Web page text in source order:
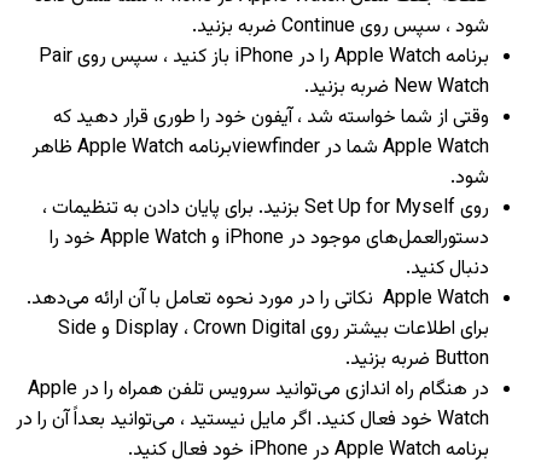
شود ، سپس روی Continue ضربه بزنید.
برنامه Apple Watch را در iPhone باز کنید ، سپس روی Pair
New Watch ضربه بزنید.
وقتی از شما خواسته شد ، آیفون خود را طوری قرار دهید که
Apple Watch شما در viewfinderبرنامه Apple Watch ظاهر
شود.
روی Set Up for Myself بزنید. برای پایان دادن به تنظیمات ،
دستورالعمل‌های موجود در iPhone و Apple Watch خود را
دنبال کنید.
Apple Watch نکاتی را در مورد نحوه تعامل با آن ارائه می‌دهد.
برای اطلاعات بیشتر روی Display ، Crown Digital و Side
Button ضربه بزنید.
در هنگام راه اندازی می‌توانید سرویس تلفن همراه را در Apple
Watch خود فعال کنید. اگر مایل نیستید ، می‌توانید بعداً آن را در
برنامه Apple Watch در iPhone خود فعال کنید.